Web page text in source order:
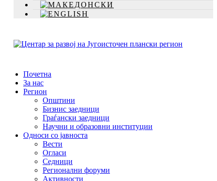
Почетна
За нас
Регион
Општини
Бизнис заедници
Граѓански заедници
Научни и образовни институции
Односи со јавноста
Вести
Огласи
Седници
Регионални форуми
Активности